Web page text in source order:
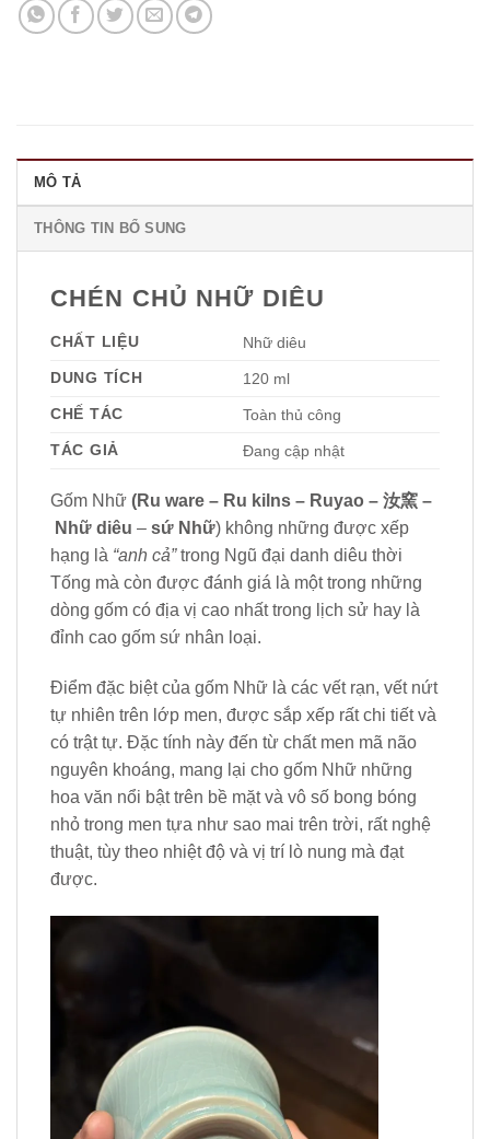
MÔ TẢ
THÔNG TIN BỔ SUNG
CHÉN CHỦ NHỮ DIÊU
CHẤT LIỆU
Nhữ diêu
DUNG TÍCH
120 ml
CHẾ TÁC
Toàn thủ công
TÁC GIẢ
Đang cập nhật
Gốm Nhữ (Ru ware – Ru kilns – Ruyao – 汝窯 –
Nhữ diêu – sứ Nhữ) không những được xếp
hạng là “anh cả”trong Ngũ đại danh diêu thời
Tống mà còn được đánh giá là một trong những
dòng gốm có địa vị cao nhất trong lịch sử hay là
đỉnh cao gốm sứ nhân loại.
Điểm đặc biệt của gốm Nhữ là các vết rạn, vết nứt
tự nhiên trên lớp men, được sắp xếp rất chi tiết và
có trật tự. Đặc tính này đến từ chất men mã não
nguyên khoáng, mang lại cho gốm Nhữ những
hoa văn nổi bật trên bề mặt và vô số bong bóng
nhỏ trong men tựa như sao mai trên trời, rất nghệ
thuật, tùy theo nhiệt độ và vị trí lò nung mà đạt
được.